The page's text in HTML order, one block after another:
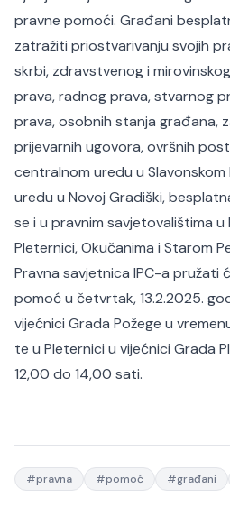
pravne pomoći. Građani
zatražiti priostvarivanju svojih
skrbi, zdravstvenog i
prava, radnog prava, stvarnog
prava, osobnih stanja građana,
prijevarnih ugovora, ovršnih
centralnom uredu u
uredu u Novoj Gradiški,
se i u pravnim savjetovalištima u
Pleternici, Okučanima i Starom
Pravna savjetnica IPC-a pružati
pomoć u četvrtak, 13.2.2025.
vijećnici Grada Požege u
te u Pleternici u vijećnici Grada
12,00 do 14,00 sati.
#pravna #pomoć #građani